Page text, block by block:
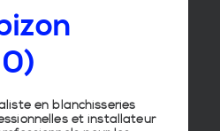
en blanchisseries
etinstallateur